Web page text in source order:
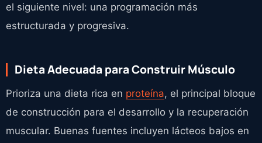
el siguiente nivel: una programación más
estructurada y progresiva.
Dieta Adecuada para Construir Músculo
Prioriza una dieta rica en proteína, el principal bloque
de construcción para el desarrollo y la recuperación
muscular. Buenas fuentes incluyen lácteos bajos en